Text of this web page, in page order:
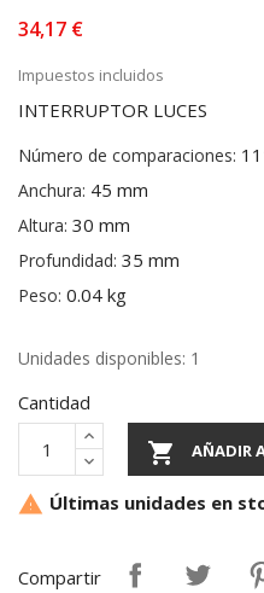
34,17 €
Impuestos incluidos
INTERRUPTOR LUCES
Número de comparaciones:
Anchura: 45 mm
Altura: 30 mm
Profundidad: 35 mm
Peso: 0.04 kg
Unidades disponibles: 1
Cantidad
 AÑADIR
 Últimas unidades en
Compartir